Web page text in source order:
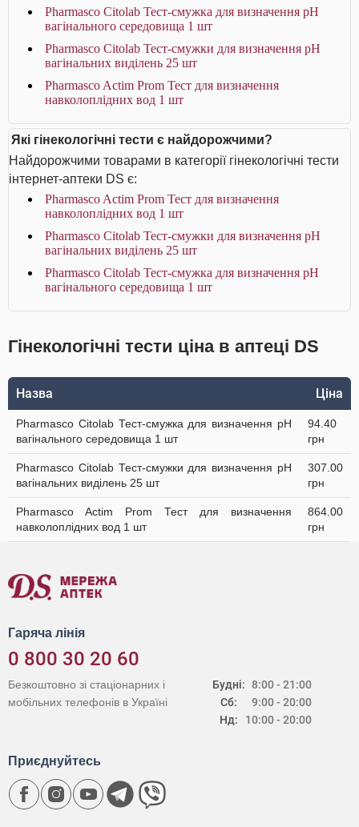
Pharmasco Citolab Тест-смужка для визначення pH
вагінального середовища 1 шт
Pharmasco Citolab Тест-смужки для визначення pH
вагінальних виділень 25 шт
Pharmasco Actim Prom Тест для визначення
навколоплідних вод 1 шт
Які гінекологічні тести є найдорожчими?
Найдорожчими товарами в категорії гінекологічні тести
інтернет-аптеки DS є:
Pharmasco Actim Prom Тест для визначення
навколоплідних вод 1 шт
Pharmasco Citolab Тест-смужки для визначення pH
вагінальних виділень 25 шт
Pharmasco Citolab Тест-смужка для визначення pH
вагінального середовища 1 шт
Гінекологічні тести ціна в аптеці DS
Назва Ціна
Pharmasco Citolab Тест-смужка для визначення pH
вагінального середовища 1 шт
94.40
грн
Pharmasco Citolab Тест-смужки для визначення pH
вагінальних виділень 25 шт
307.00
грн
Pharmasco Actim Prom Тест для визначення
навколоплідних вод 1 шт
864.00
грн
Гаряча лінія
0 800 30 20 60
Будні:
Сб:
Нд:
8:00 - 21:00
9:00 - 20:00
10:00 - 20:00
Безкоштовно зі стаціонарних і
мобільних телефонів в Україні
Приєднуйтесь